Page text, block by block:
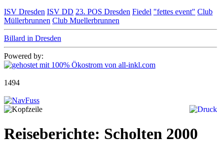
ISV Dresden ISV DD 23. POS Dresden Fiedel "fettes event" Club
Müllerbrunnen Club Muellerbrunnen
Billard in Dresden
Powered by:
1494
Reiseberichte: Scholten 2000